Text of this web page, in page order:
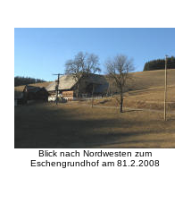
Blick nach Nordwesten zum
Eschengrundhof am 81.2.2008